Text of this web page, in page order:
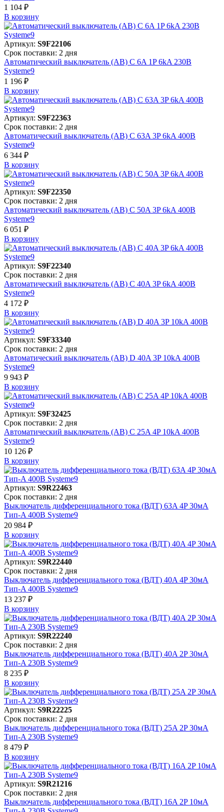
1 104 ₽
В корзинy
Артикул: S9F22106
Срок поставки: 2 дня
Автоматический выключатель (АВ) C 6A 1P 6kA 230В
Systeme9
1 196 ₽
В корзинy
Артикул: S9F22363
Срок поставки: 2 дня
Автоматический выключатель (АВ) C 63A 3P 6kA 400В
Systeme9
6 344 ₽
В корзинy
Артикул: S9F22350
Срок поставки: 2 дня
Автоматический выключатель (АВ) C 50A 3P 6kA 400В
Systeme9
6 051 ₽
В корзинy
Артикул: S9F22340
Срок поставки: 2 дня
Автоматический выключатель (АВ) C 40A 3P 6kA 400В
Systeme9
4 172 ₽
В корзинy
Артикул: S9F33340
Срок поставки: 2 дня
Автоматический выключатель (АВ) D 40A 3P 10kA 400В
Systeme9
9 943 ₽
В корзинy
Артикул: S9F32425
Срок поставки: 2 дня
Автоматический выключатель (АВ) C 25A 4P 10kA 400В
Systeme9
10 126 ₽
В корзинy
Артикул: S9R22463
Срок поставки: 2 дня
Выключатель дифференциального тока (ВДТ) 63A 4P 30мА
Тип-A 400В Systeme9
20 984 ₽
В корзинy
Артикул: S9R22440
Срок поставки: 2 дня
Выключатель дифференциального тока (ВДТ) 40A 4P 30мА
Тип-A 400В Systeme9
13 237 ₽
В корзинy
Артикул: S9R22240
Срок поставки: 2 дня
Выключатель дифференциального тока (ВДТ) 40A 2P 30мА
Тип-A 230В Systeme9
8 235 ₽
В корзинy
Артикул: S9R22225
Срок поставки: 2 дня
Выключатель дифференциального тока (ВДТ) 25A 2P 30мА
Тип-A 230В Systeme9
8 479 ₽
В корзинy
Артикул: S9R21216
Срок поставки: 2 дня
Выключатель дифференциального тока (ВДТ) 16A 2P 10мА